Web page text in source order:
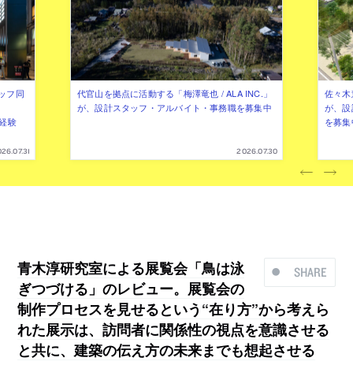
フ同
験
代官山を拠点に活動する「梅澤竜也 / ALA INC.」
が、設計スタッフ・アルバイト・事務職を募集中
2026.07.30
佐々
が、
を募
SHARE
青木淳研究室による展覧会「鳥は泳
ぎつづける」のレビュー。展覧会の
制作プロセスを見せるという“在り方”から考えら
れた展示は、訪問者に関係性の視点を意識させる
と共に、建築の伝え方の未来までも想起させる